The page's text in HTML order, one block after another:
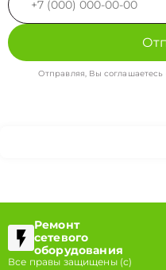
Отправляя, Вы соглашаетесь
Ремонт
сетевого
оборудования
Все правы защищены (с)